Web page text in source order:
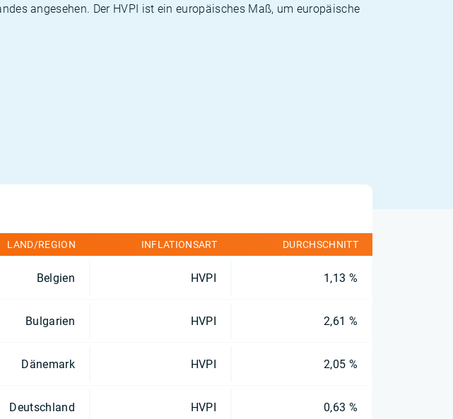
angesehen. Der HVPI ist ein europäisches Maß, um europäische
LAND/REGION INFLATIONSART DURCHSCHNITT
Belgien HVPI 1,13 %
Bulgarien HVPI 2,61 %
Dänemark HVPI 2,05 %
Deutschland HVPI 0,63 %